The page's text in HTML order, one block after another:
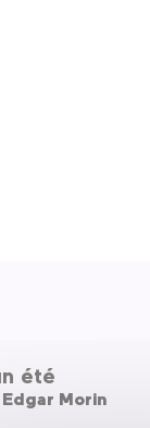
été
Edgar Morin